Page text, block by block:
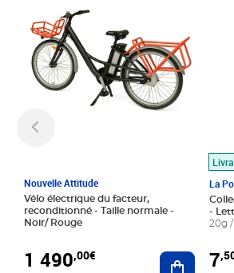
Nouvelle Attitude
Vélo électrique du facteur,
reconditionné - Taille normale -
Noir/ Rouge
1 490,00€ Ajouter
La
-
20g
7